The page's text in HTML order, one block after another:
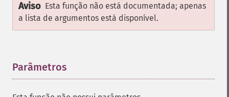
Aviso Esta função não está documentada; apenas
a lista de argumentos está disponível.
Parâmetros